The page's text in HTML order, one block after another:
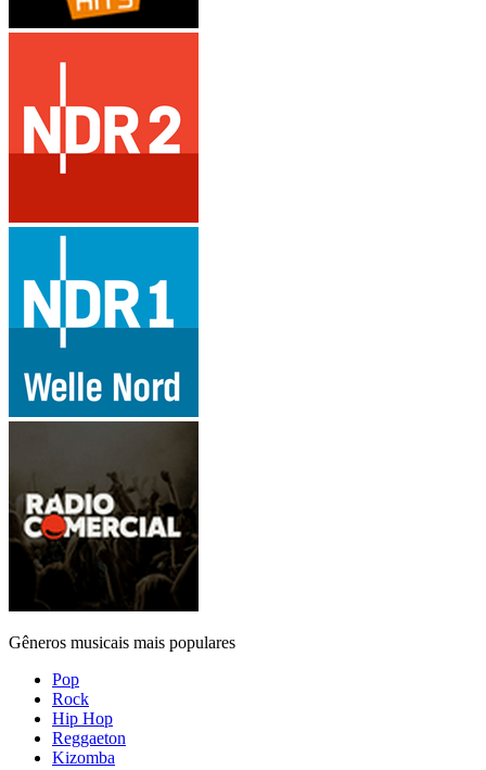
Gêneros musicais mais populares
Pop
Rock
Hip Hop
Reggaeton
Kizomba